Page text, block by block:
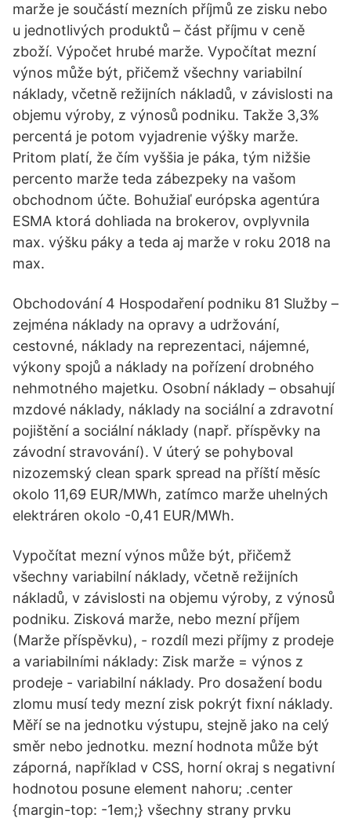
marže je součástí mezních příjmů ze zisku nebo
u jednotlivých produktů – část příjmu v ceně
zboží. Výpočet hrubé marže. Vypočítat mezní
výnos může být, přičemž všechny variabilní
náklady, včetně režijních nákladů, v závislosti na
objemu výroby, z výnosů podniku. Takže 3,3%
percentá je potom vyjadrenie výšky marže.
Pritom platí, že čím vyššia je páka, tým nižšie
percento marže teda zábezpeky na vašom
obchodnom účte. Bohužiaľ európska agentúra
ESMA ktorá dohliada na brokerov, ovplyvnila
max. výšku páky a teda aj marže v roku 2018 na
max.
Obchodování 4 Hospodaření podniku 81 Služby –
zejména náklady na opravy a udržování,
cestovné, náklady na reprezentaci, nájemné,
výkony spojů a náklady na pořízení drobného
nehmotného majetku. Osobní náklady – obsahují
mzdové náklady, náklady na sociální a zdravotní
pojištění a sociální náklady (např. příspěvky na
závodní stravování). V úterý se pohyboval
nizozemský clean spark spread na příští měsíc
okolo 11,69 EUR/MWh, zatímco marže uhelných
elektráren okolo -0,41 EUR/MWh.
Vypočítat mezní výnos může být, přičemž
všechny variabilní náklady, včetně režijních
nákladů, v závislosti na objemu výroby, z výnosů
podniku. Zisková marže, nebo mezní příjem
(Marže příspěvku), - rozdíl mezi příjmy z prodeje
a variabilními náklady: Zisk marže = výnos z
prodeje - variabilní náklady. Pro dosažení bodu
zlomu musí tedy mezní zisk pokrýt fixní náklady.
Měří se na jednotku výstupu, stejně jako na celý
směr nebo jednotku. mezní hodnota může být
záporná, například v CSS, horní okraj s negativní
hodnotou posune element nahoru; .center
{margin-top: -1em;} všechny strany prvku